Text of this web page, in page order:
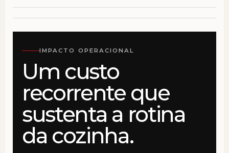
IMPACTO OPERACIONAL
Um custo
recorrente que
sustenta a rotina
da cozinha.